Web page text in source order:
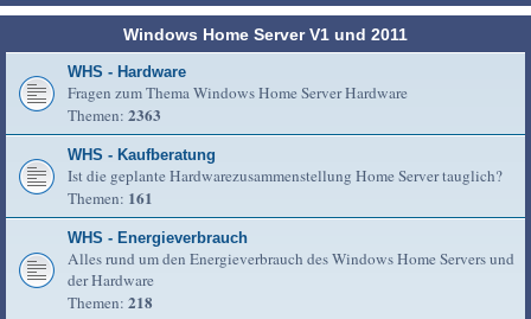
Windows Home Server V1 und 2011
WHS - Hardware
Fragen zum Thema Windows Home Server Hardware
Themen: 2363
WHS - Kaufberatung
Ist die geplante Hardwarezusammenstellung Home Server tauglich?
Themen: 161
WHS - Energieverbrauch
Alles rund um den Energieverbrauch des Windows Home Servers und
der Hardware
Themen: 218